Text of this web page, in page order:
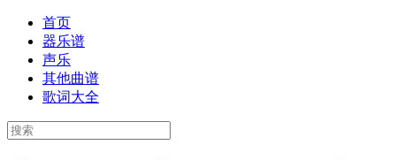
首页
器乐谱
声乐
其他曲谱
歌词大全